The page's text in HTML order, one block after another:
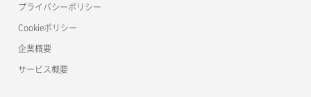
プライバシーポリシー
Cookieポリシー
企業概要
サービス概要